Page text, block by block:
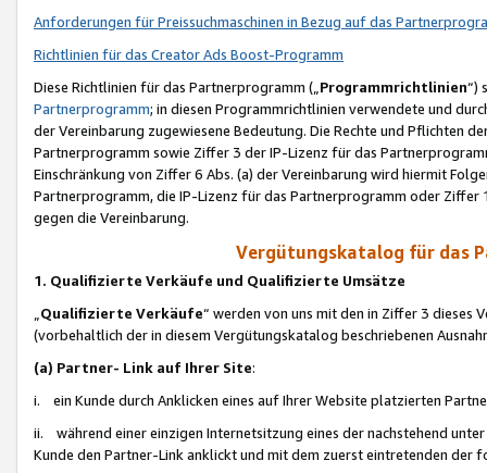
Anforderungen für Preissuchmaschinen in Bezug auf das
Richtlinien für das Creator Ads Boost-Programm
Diese Richtlinien für das Partnerprogramm („Programmrichtlinien“)
Partnerprogramm; in diesen Programmrichtlinien verwendete und
der Vereinbarung zugewiesene Bedeutung. Die Rechte und Pflichten
Partnerprogramm sowie Ziffer 3 der IP-Lizenz für das
Einschränkung von Ziffer 6 Abs. (a) der Vereinbarung wird hiermit
Partnerprogramm, die IP-Lizenz für das Partnerprogramm oder
gegen die Vereinbarung.
Vergütungskatalog für das
1. Qualifizierte Verkäufe und Qualifizierte Umsätze
Qualifizierte Verkäufe“ werden von uns mit den in Ziffer 3
(vorbehaltlich der in diesem Vergütungskatalog beschriebenen
(a) Partner- Link auf Ihrer Site:
i. ein Kunde durch Anklicken eines auf Ihrer Website platzierten
ii. während einer einzigen Internetsitzung eines der nachstehend
Kunde den Partner-Link anklickt und mit dem zuerst eintretenden der